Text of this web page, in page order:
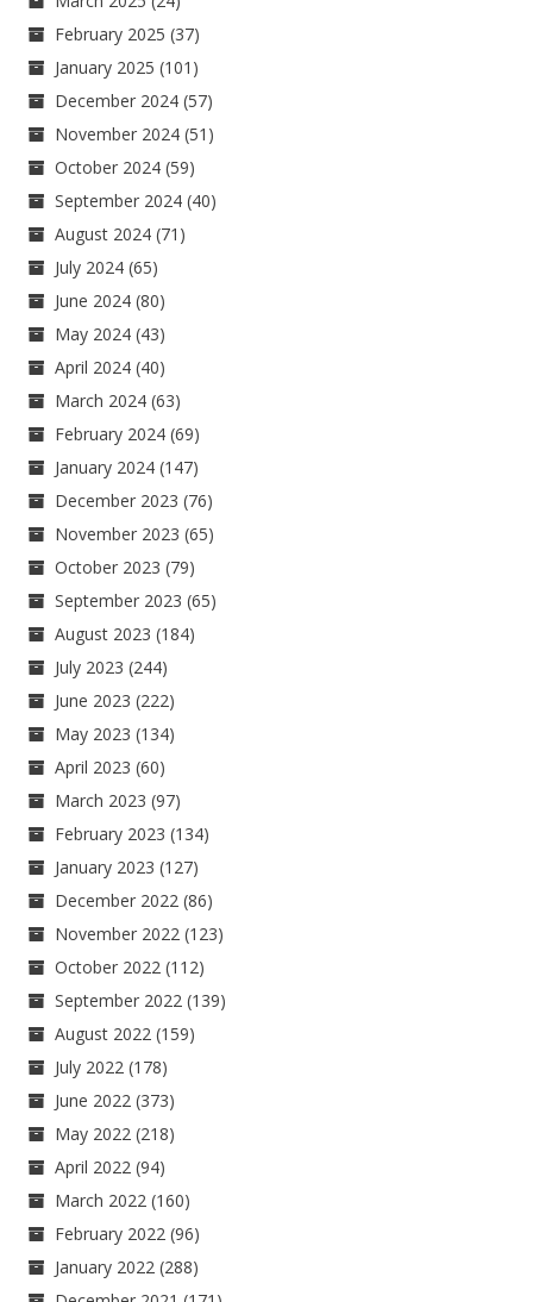
February 2025 (37)
January 2025 (101)
December 2024 (57)
November 2024 (51)
October 2024 (59)
September 2024 (40)
August 2024 (71)
July 2024 (65)
June 2024 (80)
May 2024 (43)
April 2024 (40)
March 2024 (63)
February 2024 (69)
January 2024 (147)
December 2023 (76)
November 2023 (65)
October 2023 (79)
September 2023 (65)
August 2023 (184)
July 2023 (244)
June 2023 (222)
May 2023 (134)
April 2023 (60)
March 2023 (97)
February 2023 (134)
January 2023 (127)
December 2022 (86)
November 2022 (123)
October 2022 (112)
September 2022 (139)
August 2022 (159)
July 2022 (178)
June 2022 (373)
May 2022 (218)
April 2022 (94)
March 2022 (160)
February 2022 (96)
January 2022 (288)